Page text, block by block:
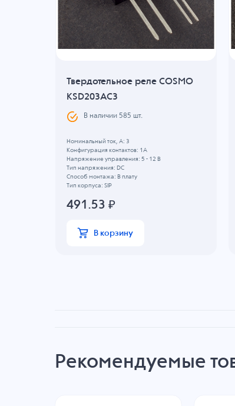
Твердотельное реле COSMO
KSD203AC3
В наличии 585 шт.
Номинальный ток, А: 3
Конфигурация контактов: 1A
Напряжение управления: 5 - 12 В
Тип напряжения: DC
Способ монтажа: В плату
Тип корпуса: SIP
491.53 ₽
В корзину
Рекомендуемые